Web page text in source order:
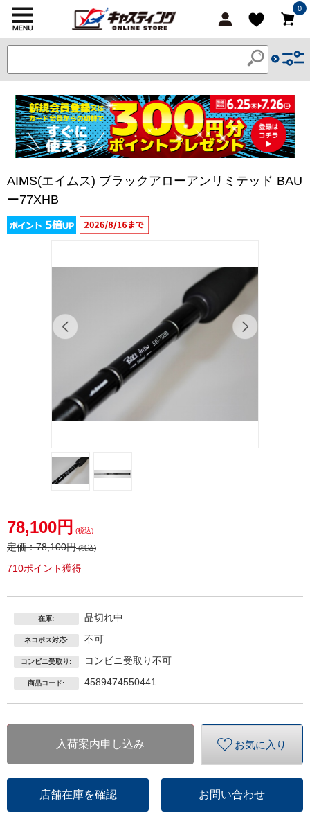
0
AIMS(エイムス) ブラックアローアンリミテッド BAU
ー77XHB
78,100円 (税込)
定価：78,100円(税込)
710ポイント獲得
在庫: 品切れ中
ネコポス対応: 不可
コンビニ受取り: コンビニ受取り不可
商品コード: 4589474550441
入荷案内申し込み お気に入り
店舗在庫を確認 お問い合わせ